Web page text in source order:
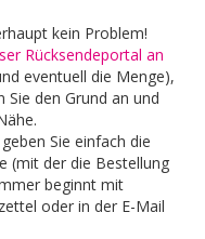
kein Problem!
Rücksendeportal an
eventuell die Menge),
den Grund an und
Sie einfach die
(mit der die Bestellung
beginnt mit
oder in der E-Mail